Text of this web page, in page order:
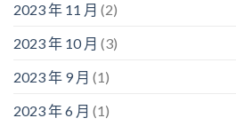
2023 年 11 月 (2)
2023 年 10 月 (3)
2023 年 9 月 (1)
2023 年 6 月 (1)